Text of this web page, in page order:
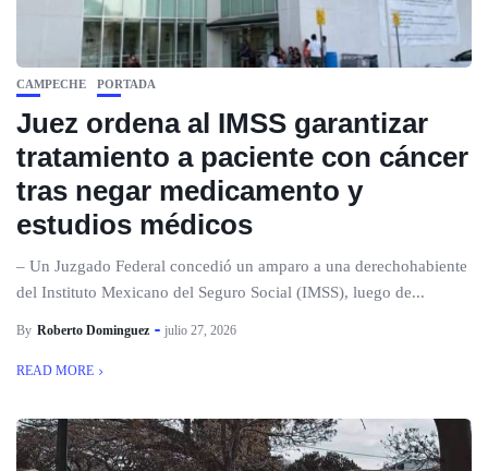
CAMPECHE PORTADA
Juez ordena al IMSS garantizar
tratamiento a paciente con cáncer
tras negar medicamento y
estudios médicos
– Un Juzgado Federal concedió un amparo a una derechohabiente
del Instituto Mexicano del Seguro Social (IMSS), luego de...
By Roberto Dominguez julio 27, 2026
READ MORE